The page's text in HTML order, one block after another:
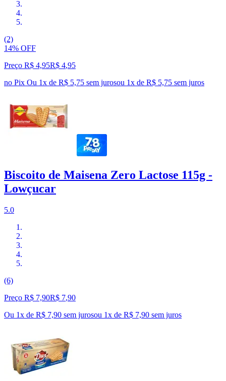
(2)
14% OFF
Preço R$ 4,95R$ 4,95
no Pix Ou 1x de R$ 5,75 sem jurosou 1x de R$ 5,75 sem juros
Biscoito de Maisena Zero Lactose 115g -
Lowçucar
5.0
(6)
Preço R$ 7,90R$ 7,90
Ou 1x de R$ 7,90 sem jurosou 1x de R$ 7,90 sem juros